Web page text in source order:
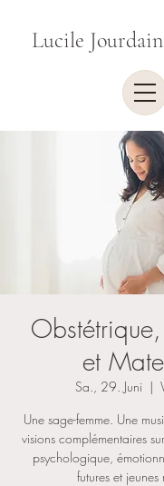
Lucile Jourdain
et
Sa., 29. Juni
  |
Une sage-femme. Une
visions complémentaires
psychologique,
futures et jeunes